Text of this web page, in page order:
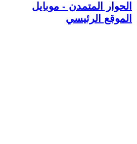
الحوار المتمدن - موبايل
الموقع الرئيسي